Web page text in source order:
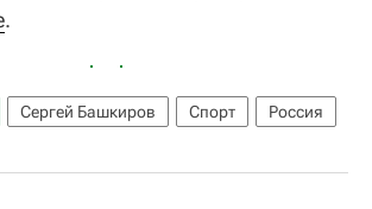
.
Сергей Башкиров Спорт
Россия